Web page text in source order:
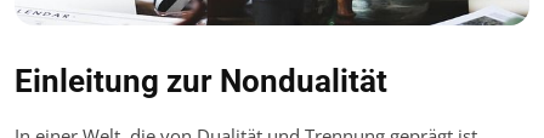
Einleitung zur Nondualität